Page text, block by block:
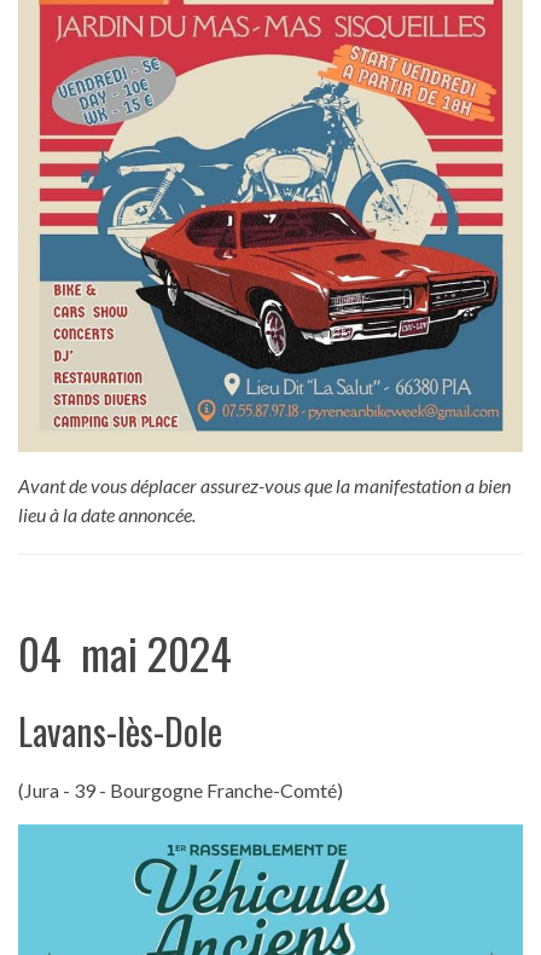
Avant de vous déplacer assurez-vous que la manifestation a bien
lieu à la date annoncée.
04 mai 2024
Lavans-lès-Dole
(Jura - 39 - Bourgogne Franche-Comté)